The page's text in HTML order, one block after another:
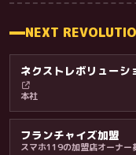
NEXT
ネクストレボリューシ
本社
フランチャイズ加盟
スマホ119の加盟店オーナー